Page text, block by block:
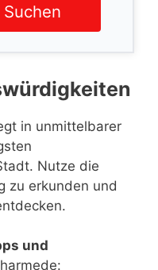
Suchen
in unmittelbarer
Nutze die
zu erkunden und
und